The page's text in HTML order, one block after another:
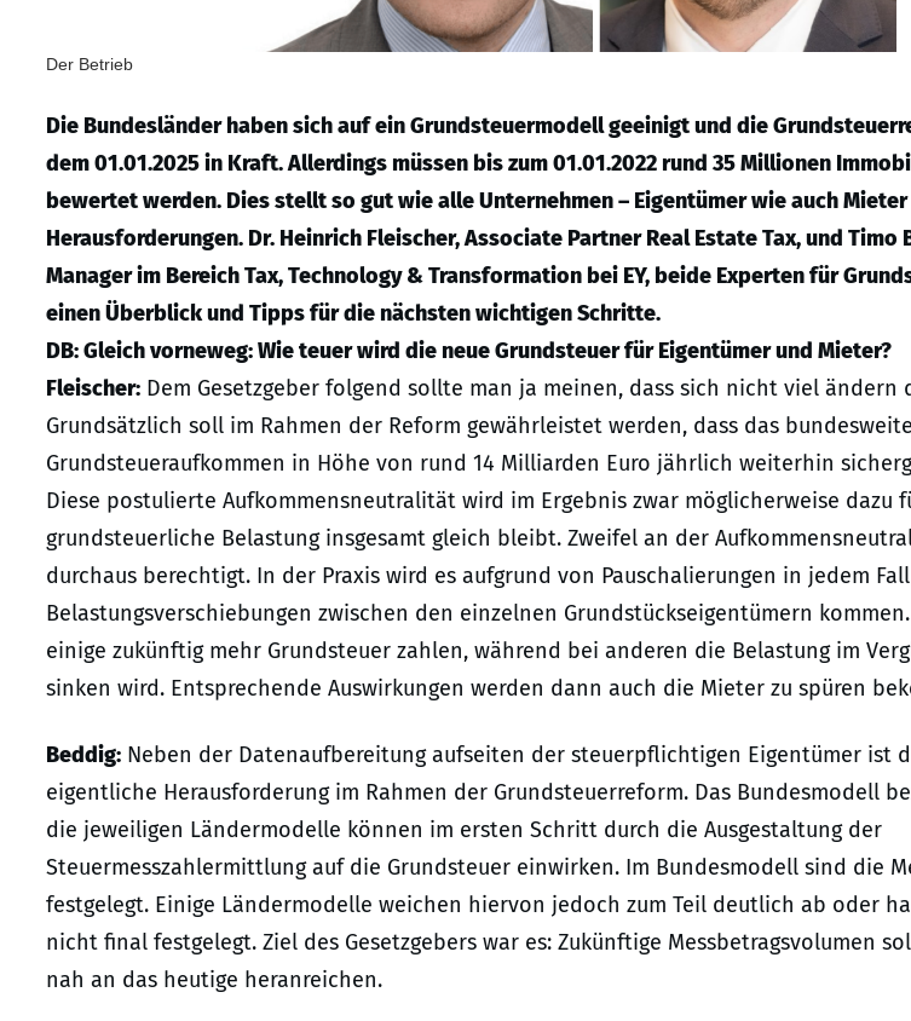
Der Betrieb
Die Bundesländer haben sich auf ein Grundsteuermodell geeinigt und die
dem 01.01.2025 in Kraft. Allerdings müssen bis zum 01.01.2022 rund 35 Millionen
bewertet werden. Dies stellt so gut wie alle Unternehmen – Eigentümer wie auch
Herausforderungen. Dr. Heinrich Fleischer, Associate Partner Real Estate Tax, und Timo
Manager im Bereich Tax, Technology & Transformation bei EY, beide Experten für
einen Überblick und Tipps für die nächsten wichtigen Schritte.
DB: Gleich vorneweg: Wie teuer wird die neue Grundsteuer für Eigentümer und Mieter?
Fleischer: Dem Gesetzgeber folgend sollte man ja meinen, dass sich nicht viel ändern
Grundsätzlich soll im Rahmen der Reform gewährleistet werden, dass das bundesweite
Grundsteueraufkommen in Höhe von rund 14 Milliarden Euro jährlich weiterhin
Diese postulierte Aufkommensneutralität wird im Ergebnis zwar möglicherweise dazu
grundsteuerliche Belastung insgesamt gleich bleibt. Zweifel an der
durchaus berechtigt. In der Praxis wird es aufgrund von Pauschalierungen in jedem
Belastungsverschiebungen zwischen den einzelnen Grundstückseigentümern
einige zukünftig mehr Grundsteuer zahlen, während bei anderen die Belastung im
sinken wird. Entsprechende Auswirkungen werden dann auch die Mieter zu spüren
Beddig: Neben der Datenaufbereitung aufseiten der steuerpflichtigen Eigentümer ist
eigentliche Herausforderung im Rahmen der Grundsteuerreform. Das Bundesmodell
die jeweiligen Ländermodelle können im ersten Schritt durch die Ausgestaltung der
Steuermesszahlermittlung auf die Grundsteuer einwirken. Im Bundesmodell sind die
festgelegt. Einige Ländermodelle weichen hiervon jedoch zum Teil deutlich ab oder
nicht final festgelegt. Ziel des Gesetzgebers war es: Zukünftige Messbetragsvolumen
nah an das heutige heranreichen.